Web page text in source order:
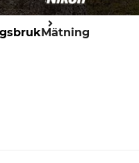
Mätning